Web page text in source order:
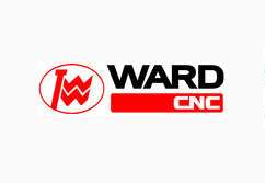
festemekanismen. *